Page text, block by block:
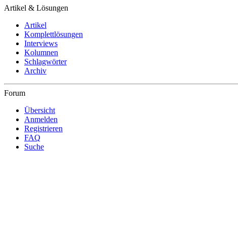
Artikel & Lösungen
Artikel
Komplettlösungen
Interviews
Kolumnen
Schlagwörter
Archiv
Forum
Übersicht
Anmelden
Registrieren
FAQ
Suche